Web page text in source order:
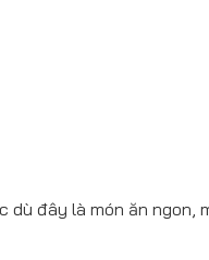
đây là món ăn ngon,